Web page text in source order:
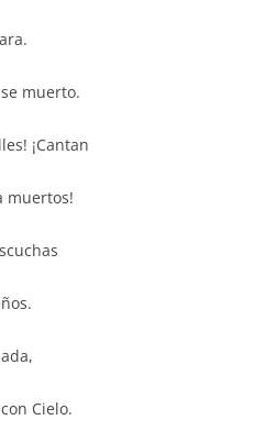
muerto.
¡Cantan
muertos!
Cielo.